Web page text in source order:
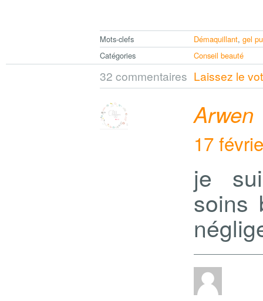
Mots-clefs Démaquillant, gel
Catégories
Conseil beauté
32 commentaires Laissez le
Arwen
17
je
soins